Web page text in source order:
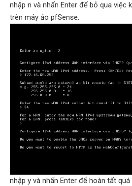
nhập n và nhấn Enter để bỏ qua việc
trên máy ảo pfSense.
nhập y và nhấn Enter để hoàn tất quá